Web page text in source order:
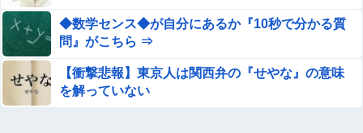
◆数学センス◆が自分にあるか『10秒で分かる質
問』がこちら ⇒
【衝撃悲報】東京人は関西弁の『せやな』の意味
を解っていない